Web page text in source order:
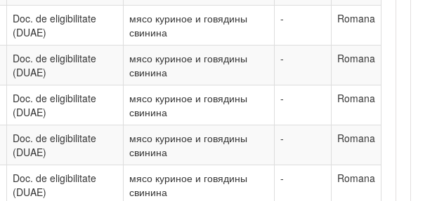
Doc. de eligibilitate
(DUAE)
мясо куриное и говядины
свинина
- Romana
Doc. de eligibilitate
(DUAE)
мясо куриное и говядины
свинина
- Romana
Doc. de eligibilitate
(DUAE)
мясо куриное и говядины
свинина
- Romana
Doc. de eligibilitate
(DUAE)
мясо куриное и говядины
свинина
- Romana
Doc. de eligibilitate
(DUAE)
мясо куриное и говядины
свинина
- Romana